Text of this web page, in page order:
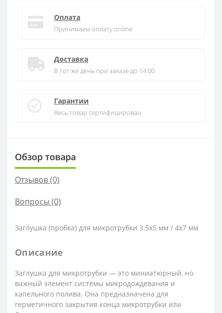
Оплата
Принимаем оплату online
Доставка
В тот же день при заказе до 14:00
Гарантии
Весь товар сертифицирован
Обзор товара
Отзывов (0)
Вопросы (0)
Заглушка (пробка) для микротрубки 3.5х5 мм / 4х7 мм
Описание
Заглушка для микротрубки — это миниатюрный, но
важный элемент системы микродождевания и
капельного полива. Она предназначена для
герметичного закрытия конца микротрубки или